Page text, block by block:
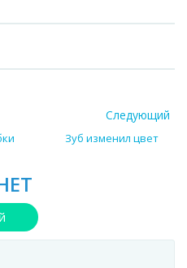
Следующий
Зуб изменил цвет